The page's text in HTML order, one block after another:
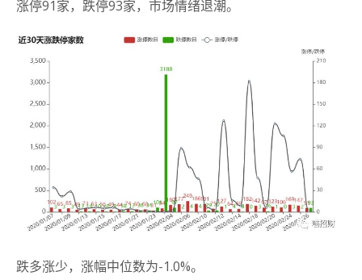
涨停91家，跌停93家，市场情绪退潮。
跌多涨少，涨幅中位数为-1.0%。